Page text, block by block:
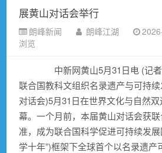
展黄山对话会举行
朗峰新闻 朗峰江湖
浏览
中新网黄山5月31日电 (记者
联合国教科文组织名录遗产与可持
对话会)5月31日在世界文化与自然
幕。一个月前，本届黄山对话会获
准，成为联合国科学促进可持续发
学十年”)框架下全球首个以名录遗产